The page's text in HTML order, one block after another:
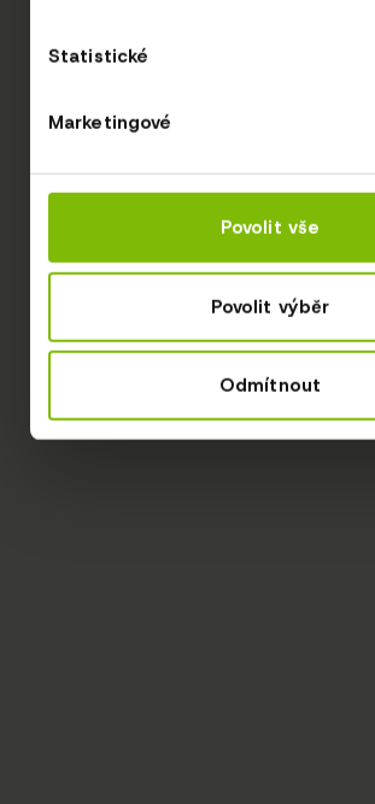
Statistické
Marketingové
Povolit vše
Povolit výběr
Odmítnout